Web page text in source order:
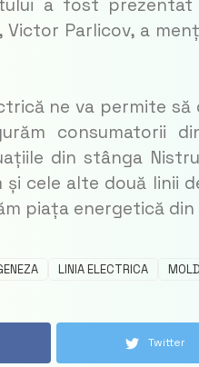
a fost
Victor Parlicov, a
ne va permite
consumatorii
din stânga
cele alte două linii
piața energetică
LINIA ELECTRICA
Twitter